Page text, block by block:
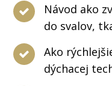
Návod ako
do svalov,
Ako
dýchacej